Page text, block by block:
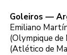
Goleiros —
Emiliano
(Olympique de
(Atlético de